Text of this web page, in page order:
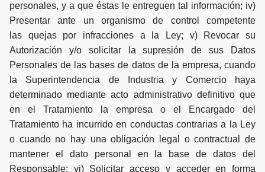
personales, y a que éstas le entreguen tal información; iv)
Presentar ante un organismo de control competente
las quejas por infracciones a la Ley; v) Revocar su
Autorización y/o solicitar la supresión de sus Datos
Personales de las bases de datos de la empresa, cuando
la Superintendencia de Industria y Comercio haya
determinado mediante acto administrativo definitivo que
en el Tratamiento la empresa o el Encargado del
Tratamiento ha incurrido en conductas contrarias a la Ley
o cuando no hay una obligación legal o contractual de
mantener el dato personal en la base de datos del
Responsable; vi) Solicitar acceso y acceder en forma